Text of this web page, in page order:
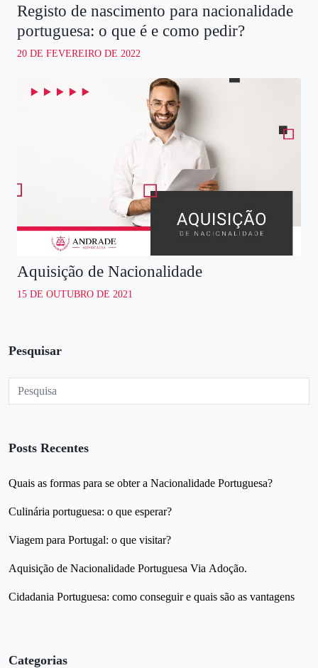
Registo de nascimento para nacionalidade
portuguesa: o que é e como pedir?
20 DE FEVEREIRO DE 2022
Aquisição de Nacionalidade
15 DE OUTUBRO DE 2021
Pesquisar
Posts Recentes
Quais as formas para se obter a Nacionalidade Portuguesa?
Culinária portuguesa: o que esperar?
Viagem para Portugal: o que visitar?
Aquisição de Nacionalidade Portuguesa Via Adoção.
Cidadania Portuguesa: como conseguir e quais são as vantagens
Categorias